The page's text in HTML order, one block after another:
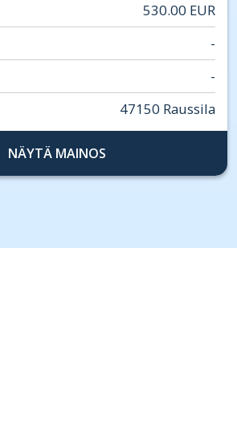
530.00 EUR
-
-
47150 Raussila
NÄYTÄ MAINOS